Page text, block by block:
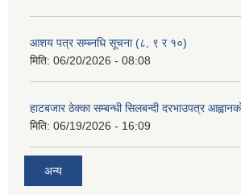
आशय पत्र सम्ब्नधि सूचना (८, ९ र १०)
मिति: 06/20/2026 - 08:08
हाटबजार ठेक्का सम्बन्धी सिलबन्दी दरभाउपत्र
मिति: 06/19/2026 - 16:09
अन्य